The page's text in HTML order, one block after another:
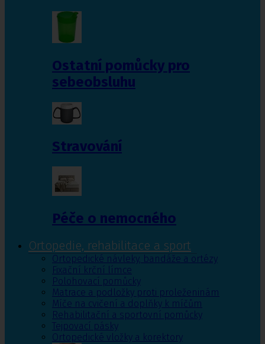
Ostatní pomůcky pro
sebeobsluhu
Stravování
Péče o nemocného
Ortopedie, rehabilitace a sport
Ortopedické návleky, bandáže a ortézy
Fixační krční límce
Polohovací pomůcky
Matrace a podložky proti proleženinám
Míče na cvičení a doplňky k míčům
Rehabilitační a sportovní pomůcky
Tejpovací pásky
Ortopedické vložky a korektory